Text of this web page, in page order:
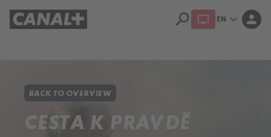
search EN expand_more person
BACK TO OVERVIEW
CESTA K PRAVDĚ